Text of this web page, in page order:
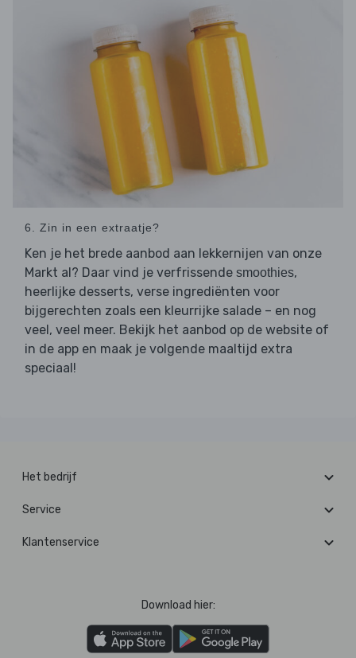
6. Zin in een extraatje?
Ken je het brede aanbod aan lekkernijen van onze
Markt al? Daar vind je verfrissende smoothies,
heerlijke desserts, verse ingrediënten voor
bijgerechten zoals een kleurrijke salade – en nog
veel, veel meer. Bekijk het aanbod op de website of
in de app en maak je volgende maaltijd extra
speciaal!
Het bedrijf
Service
Klantenservice
Download hier: